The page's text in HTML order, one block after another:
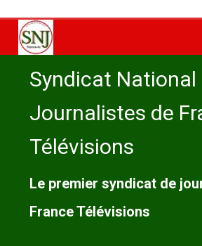
contenu
Syndicat National
Journalistes de
Télévisions
Le premier syndicat de
France Télévisions